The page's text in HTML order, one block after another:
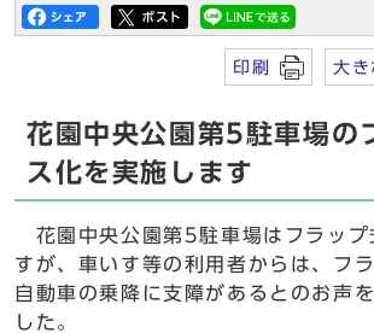
印刷 大き
花園中央公園第5駐車場の
ス化を実施します
花園中央公園第5駐車場はフラップ
すが、車いす等の利用者からは、フ
自動車の乗降に支障があるとのお声
した。